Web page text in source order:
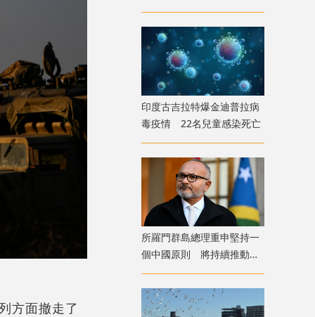
方面撤走了
FIFA領導人職位
印度古吉拉特爆金迪普拉病
毒疫情 22名兒童感染死亡
​所羅門群島總理重申堅持一
個中國原則 將持續推動中
所友好合作